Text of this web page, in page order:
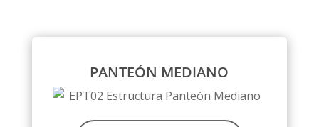
PANTEÓN MEDIANO